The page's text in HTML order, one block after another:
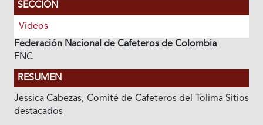
SECCIÓN
Videos
Federación Nacional de Cafeteros de Colombia
FNC
RESUMEN
Jessica Cabezas, Comité de Cafeteros del Tolima Sitios
destacados